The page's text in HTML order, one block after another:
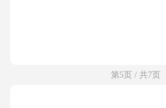
第5页 / 共7页